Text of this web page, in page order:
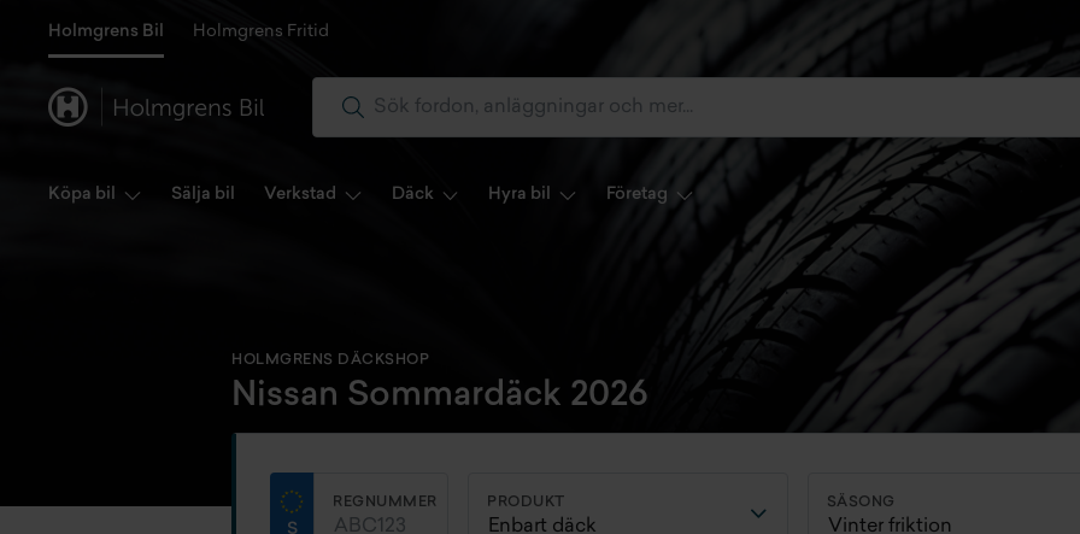
Holmgrens Bil Holmgrens Fritid
Köpa bil Sälja bil Verkstad Däck Hyra bil Företag
HOLMGRENS DÄCKSHOP
Nissan Sommardäck 2026
REGNUMMER PRODUKT SÄSONG